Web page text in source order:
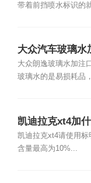
带着前挡喷水标识的
大众汽车玻璃水
大众朗逸玻璃水加注
玻璃水的是易损耗品
凯迪拉克xt4加
5吗
凯迪拉克xt4请使用
含量最高为10%...